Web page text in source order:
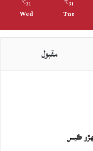
31
℃
Tue
31
℃
Wed
مقبول
ڪيس